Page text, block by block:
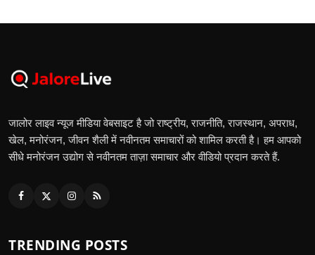
जालोर लाइव न्यूज मीडिया वेबसाइट है जो राष्ट्रीय, राजनीति, राजस्थान, अपराध,
खेल, मनोरंजन, जीवन शैली में नवीनतम समाचारों को शामिल करती है। हम आपको
सीधे मनोरंजन उद्योग से नवीनतम ताज़ा समाचार और वीडियो प्रदान करते हैं.
TRENDING POSTS